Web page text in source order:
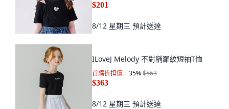
$201
8/12 星期三 預計送達
ILoveJ Melody 不對稱羅紋短袖T恤
首購折扣價 35%$563
$363
8/12 星期三 預計送達